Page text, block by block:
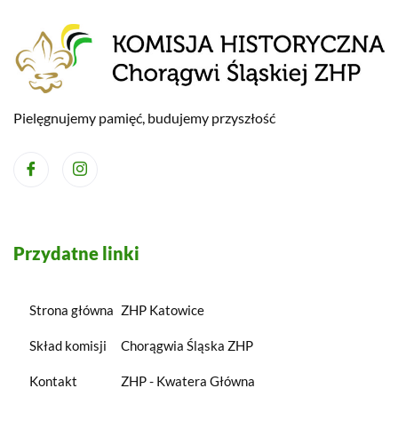
Pielęgnujemy pamięć, budujemy przyszłość
Przydatne linki
Strona główna
Skład komisji
Kontakt
ZHP Katowice
Chorągwia Śląska ZHP
ZHP - Kwatera Główna